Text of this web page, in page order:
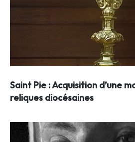
Saint Pie : Acquisition d’une
reliques diocésaines